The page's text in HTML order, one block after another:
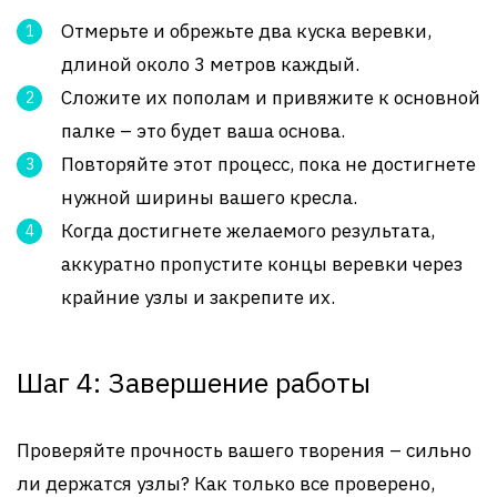
Отмерьте и обрежьте два куска веревки,
длиной около 3 метров каждый.
Сложите их пополам и привяжите к основной
палке – это будет ваша основа.
Повторяйте этот процесс, пока не достигнете
нужной ширины вашего кресла.
Когда достигнете желаемого результата,
аккуратно пропустите концы веревки через
крайние узлы и закрепите их.
Шаг 4: Завершение работы
Проверяйте прочность вашего творения – сильно
ли держатся узлы? Как только все проверено,